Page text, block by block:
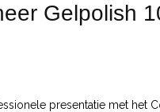
Gelpolish
presentatie met het